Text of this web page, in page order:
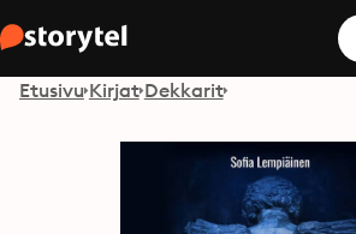
Etusivu Kirjat Dekkarit